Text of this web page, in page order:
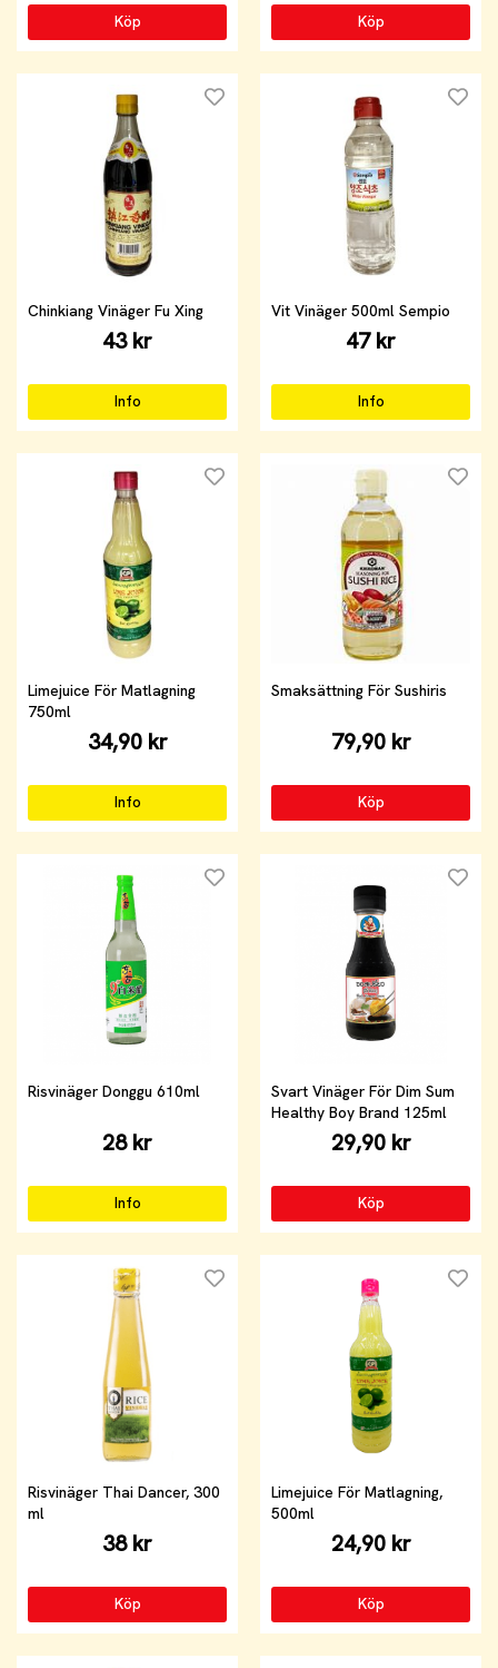
Köp Köp
Chinkiang Vinäger Fu Xing
43 kr
Info
Vit Vinäger 500ml Sempio
47 kr
Info
Limejuice För Matlagning
750ml
34,90 kr
Info
Smaksättning För Sushiris
79,90 kr
Köp
Risvinäger Donggu 610ml
28 kr
Info
Svart Vinäger För Dim Sum
Healthy Boy Brand 125ml
29,90 kr
Köp
Risvinäger Thai Dancer, 300
ml
38 kr
Köp
Limejuice För Matlagning,
500ml
24,90 kr
Köp